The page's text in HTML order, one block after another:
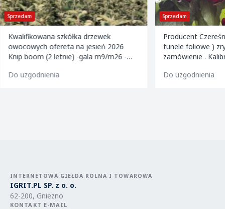
Sprzedam
Kwalifikowana szkółka drzewek
owocowych ofereta na jesień 2026
Knip boom (2 letnie) -gala m9/m26 -
m9 -paulared m9/m2
Do uzgodnienia
Sprzedam
Producent
tunele foliowe )
zamówienie . Kalibrowane , chłodzone i
Do uzgodnienia
INTERNETOWA GIEŁDA ROLNA I TOWAROWA
IGRIT.PL SP. z o. o.
62-200, Gniezno
KONTAKT E-MAIL